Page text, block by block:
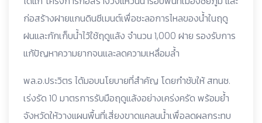
ก่อสร้างฝายแกนดินซีเมนต์เพื่อชะลอการไหลของน้ำในฤดู
ฝนและกักเก็บน้ำไว้ใช้ฤดูแล้ง จำนวน 1,000 ฝาย รองรับการ
แก้ปัญหาความยากจนและลดความเหลื่อมล้ำ
พล.อ.ประวิตร ได้มอบนโยบายที่สำคัญ โดยกำชับให้ สทนช.
เร่งรัด 10 มาตรการรับมือฤดูแล้งอย่างเคร่งครัด พร้อมย้ำ
จังหวัดให้วางแผนพื้นที่เสี่ยงขาดแคลนน้ำเพื่อลดผลกระทบ